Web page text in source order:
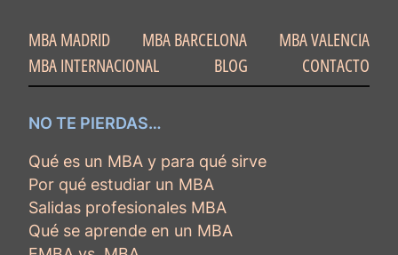
MBA MADRID MBA BARCELONA
MBA VALENCIA
MBA INTERNACIONAL
BLOG CONTACTO
NO TE PIERDAS…
Qué es un MBA y para qué sirve
Por qué estudiar un MBA
Salidas profesionales MBA
Qué se aprende en un MBA